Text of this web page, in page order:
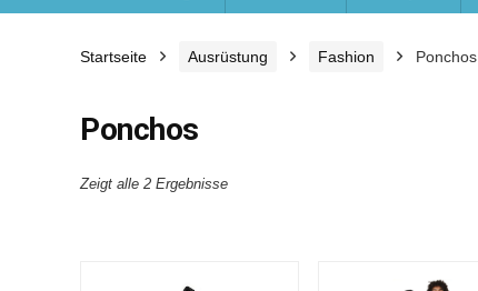
Startseite Ausrüstung Fashion Ponchos
Ponchos
Zeigt alle 2 Ergebnisse